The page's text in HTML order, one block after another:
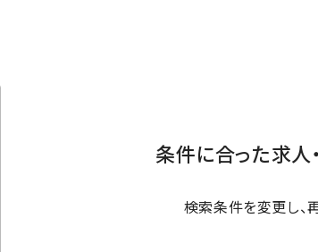
条件に合った求人
検索条件を変更し、